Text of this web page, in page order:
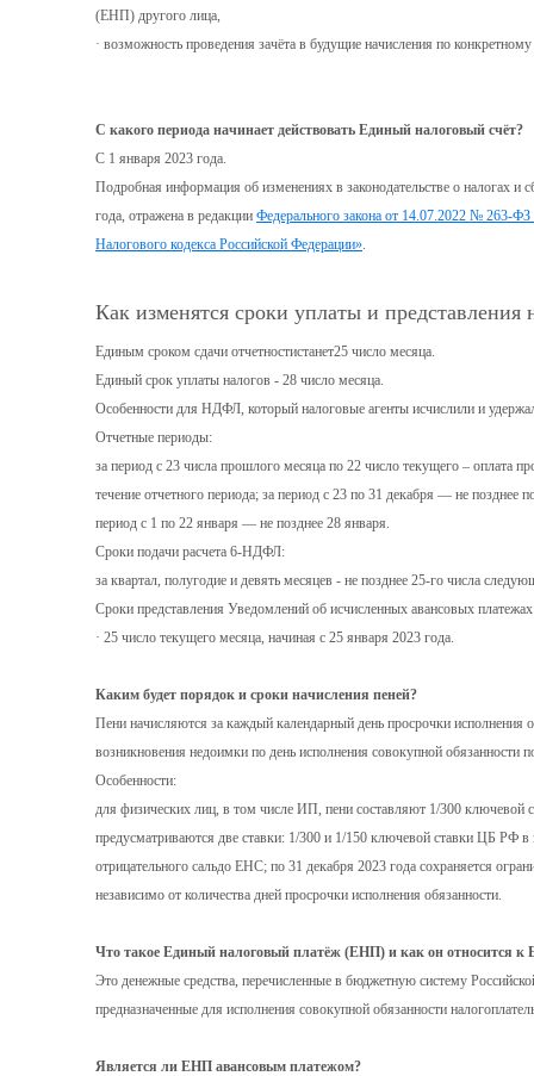
(ЕНП) другого лица,
· возможность проведения зачёта в будущие начисления по
С какого периода начинает действовать Единый налоговый счёт?
С 1 января 2023 года.
Подробная информация об изменениях в законодательстве о налогах и
года, отражена в редакции Федерального закона от 14.07.2022 № 263-
Налогового кодекса Российской Федерации».
Как изменятся сроки уплаты и представления
Единым сроком сдачи отчетностистанет25 число месяца.
Единый срок уплаты налогов - 28 число месяца.
Особенности для НДФЛ, который налоговые агенты исчислили и
Отчетные периоды:
за период с 23 числа прошлого месяца по 22 число текущего – оплата
течение отчетного периода; за период с 23 по 31 декабря — не позднее
период с 1 по 22 января — не позднее 28 января.
Сроки подачи расчета 6-НДФЛ:
за квартал, полугодие и девять месяцев - не позднее 25-го числа
Сроки представления Уведомлений об исчисленных авансовых
· 25 число текущего месяца, начиная с 25 января 2023 года.
Каким будет порядок и сроки начисления пеней?
Пени начисляются за каждый календарный день просрочки исполнения
возникновения недоимки по день исполнения совокупной обязанности
Особенности:
для физических лиц, в том числе ИП, пени составляют 1/300 ключевой
предусматриваются две ставки: 1/300 и 1/150 ключевой ставки ЦБ РФ
отрицательного сальдо ЕНС; по 31 декабря 2023 года сохраняется
независимо от количества дней просрочки исполнения обязанности.
Что такое Единый налоговый платёж (ЕНП) и как он относится к
Это денежные средства, перечисленные в бюджетную систему
предназначенные для исполнения совокупной обязанности
Является ли ЕНП авансовым платежом?